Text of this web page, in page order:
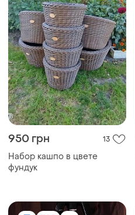
950 грн 13
Набор кашпо в цвете
фундук